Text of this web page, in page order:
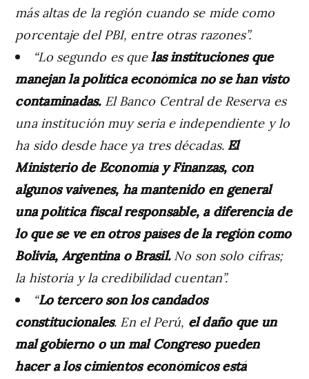
más altas de la región cuando se mide como
porcentaje del PBI, entre otras razones”.
“Lo segundo es quelas instituciones que
manejan la política económica no se han visto
contaminadas. El Banco Central de Reserva es
una institución muy seria e independiente y lo
ha sido desde hace ya tres décadas. El
Ministerio de Economía y Finanzas, con
algunos vaivenes, ha mantenido en general
una política fiscal responsable, a diferencia de
lo que se ve en otros países de la región como
Bolivia, Argentina o Brasil. No son solo cifras;
la historia y la credibilidad cuentan”.
“Lo tercero son los candados
constitucionales. En el Perú, el daño que un
mal gobierno o un mal Congreso pueden
hacer a los cimientos económicos está